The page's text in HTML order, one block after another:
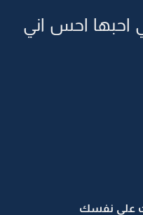
احبها احس اني
على نفسك